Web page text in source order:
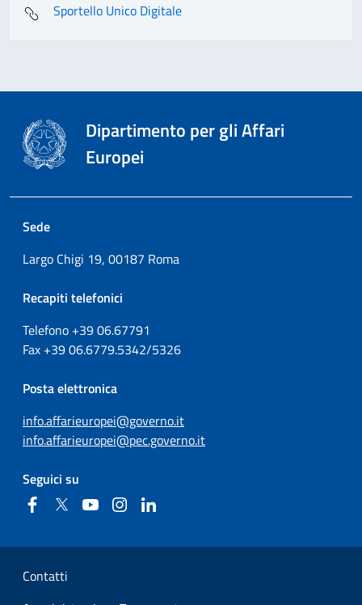
Sportello Unico Digitale
Dipartimento per gli Affari
Europei
Sede
Largo Chigi 19, 00187 Roma
Recapiti telefonici
Telefono +3906.67791
Fax +3906.6779.5342/5326
Posta elettronica
info.affarieuropei@governo.it
info.affarieuropei@pec.governo.it
Seguici su
FacebookTwitter YouTubeInstagram
Sezione Link Utili
Contatti